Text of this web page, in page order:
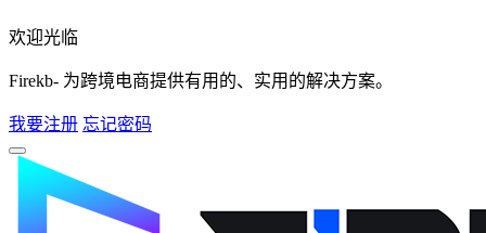
欢迎光临
Firekb- 为跨境电商提供有用的、实用的解决方案。
我要注册 忘记密码